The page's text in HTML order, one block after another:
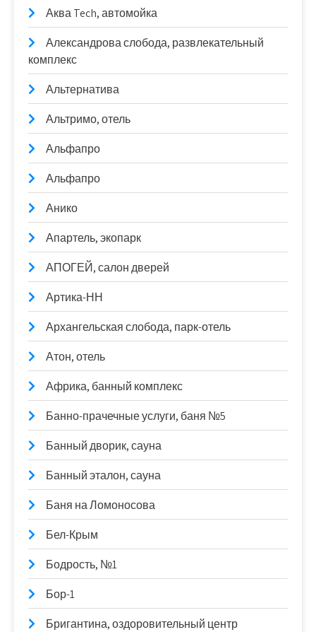
Аква Tech, автомойка
Александрова слобода, развлекательный
комплекс
Альтернатива
Альтримо, отель
Альфапро
Альфапро
Анико
Апартель, экопарк
АПОГЕЙ, салон дверей
Артика-НН
Архангельская слобода, парк-отель
Атон, отель
Африка, банный комплекс
Банно-прачечные услуги, баня №5
Банный дворик, сауна
Банный эталон, сауна
Баня на Ломоносова
Бел-Крым
Бодрость, №1
Бор-1
Бригантина, оздоровительный центр